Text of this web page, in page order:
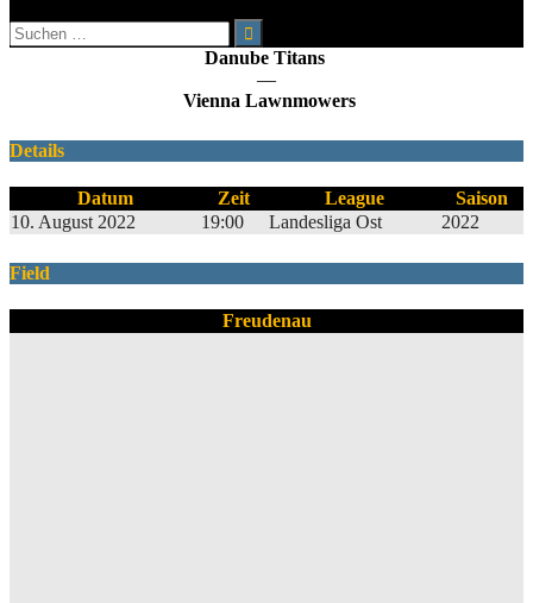
Suchen
nach:
Danube Titans
—
Vienna Lawnmowers
Details
Datum Zeit League
Saison
10. August 2022
19:00 Landesliga Ost 2022
Field
Freudenau